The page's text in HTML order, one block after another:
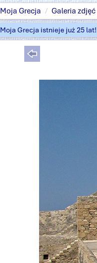
Moja Grecja Galeria zdjęć
Moja Grecja istnieje już 25